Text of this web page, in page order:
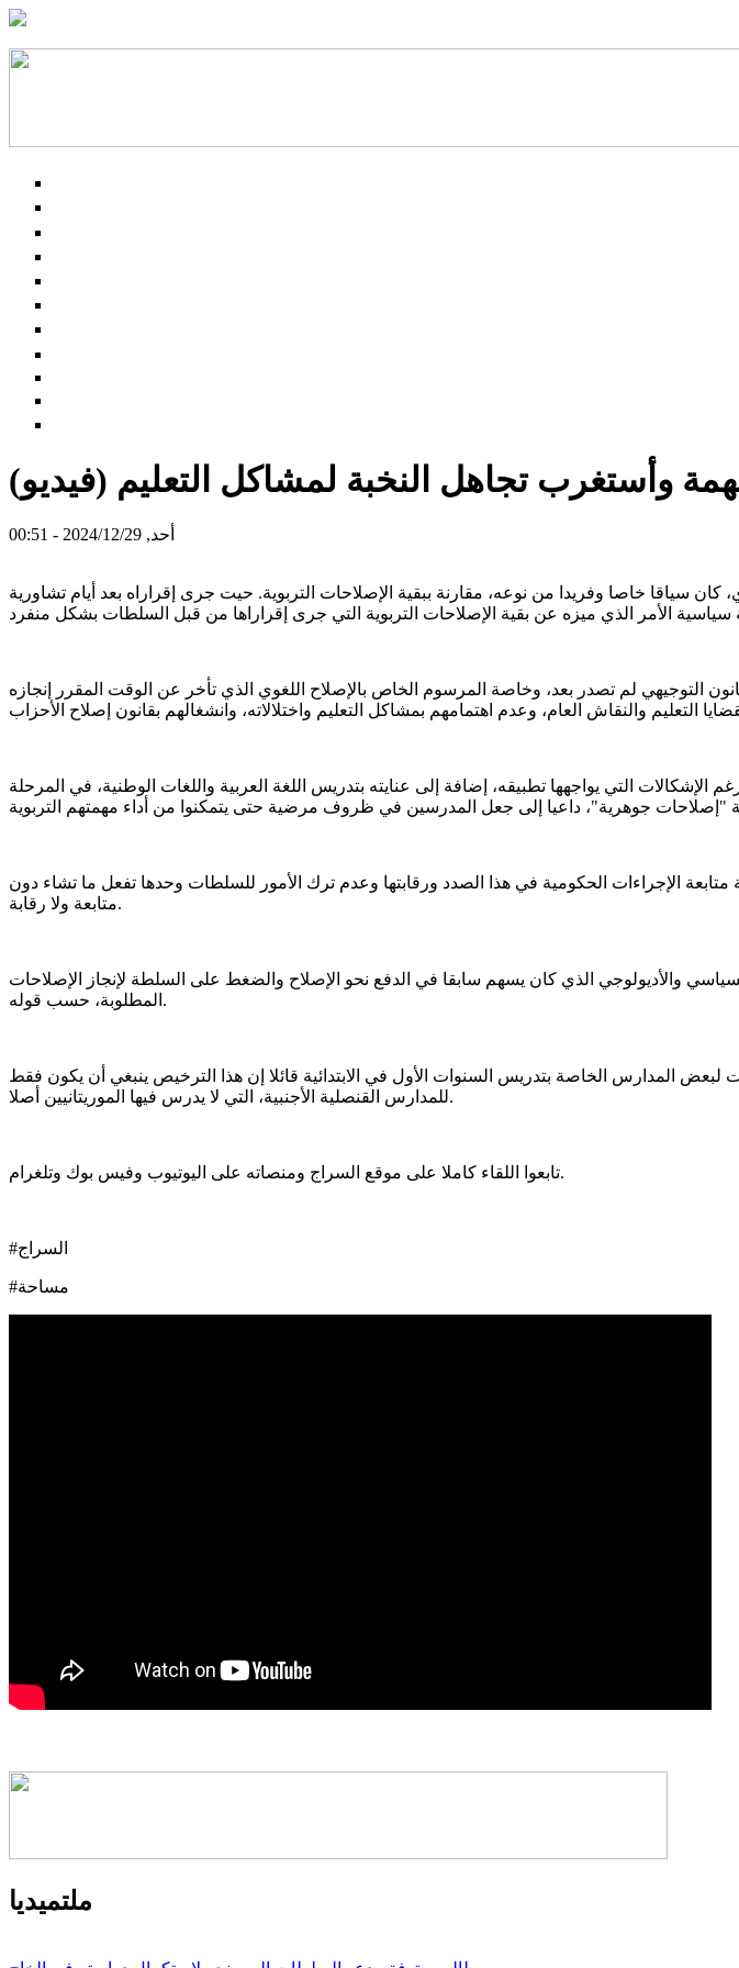
وأستغرب تجاهل النخبة لمشاكل التعليم (فيديو)
أحد, 2024/12/29 - 00:51
سياقا خاصا وفريدا من نوعه، مقارنة ببقية الإصلاحات التربوية. حيت جرى إقراراه بعد أيام تشاورية
التوجيهي لم تصدر بعد، وخاصة المرسوم الخاص بالإصلاح اللغوي الذي تأخر عن الوقت المقرر إنجازه
التي يواجهها تطبيقه، إضافة إلى عنايته بتدريس اللغة العربية واللغات الوطنية، في المرحلة
الإجراءات الحكومية في هذا الصدد ورقابتها وعدم ترك الأمور للسلطات وحدها تفعل ما تشاء دون
متابعة ولا رقابة.
والأديولوجي الذي كان يسهم سابقا في الدفع نحو الإصلاح والضغط على السلطة لإنجاز الإصلاحات
المطلوبة، حسب قوله.
لبعض المدارس الخاصة بتدريس السنوات الأول في الابتدائية قائلا إن هذا الترخيص ينبغي أن يكون فقط
للمدارس القنصلية الأجنبية، التي لا يدرس فيها الموريتانيين أصلا.
تابعوا اللقاء كاملا على موقع السراج ومنصاته على اليوتيوب وفيس بوك وتلغرام.
#السراج
#مساحة
ملتميديا